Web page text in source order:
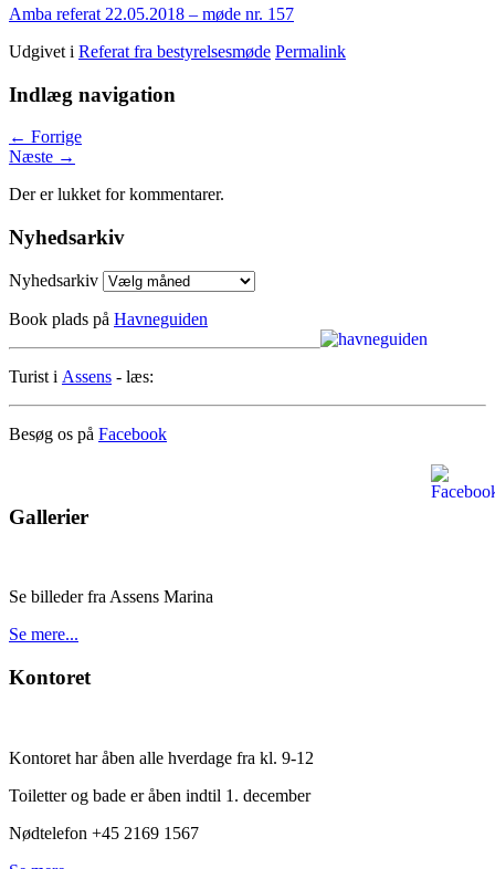
Amba referat 22.05.2018 – møde nr. 157
Udgivet i Referat fra bestyrelsesmøde Permalink
Indlæg navigation
← Forrige
Næste →
Der er lukket for kommentarer.
Nyhedsarkiv
Nyhedsarkiv
Book plads på Havneguiden
Turist i Assens - læs:
Besøg os på Facebook
Gallerier
Se billeder fra Assens Marina
Se mere...
Kontoret
Kontoret har åben alle hverdage fra kl. 9-12
Toiletter og bade er åben indtil 1. december
Nødtelefon +45 2169 1567